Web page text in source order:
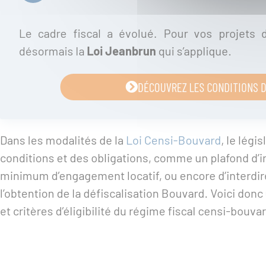
Le cadre fiscal a évolué. Pour vos projets
désormais la Loi Jeanbrun qui s’applique.
DÉCOUVREZ LES CONDITIONS
Dans les modalités de la Loi Censi-Bouvard, le
conditions et des obligations, comme un plafond
minimum d’engagement locatif, ou encore
l’obtention de la défiscalisation Bouvard. Voici
et critères d’éligibilité du régime fiscal censi-